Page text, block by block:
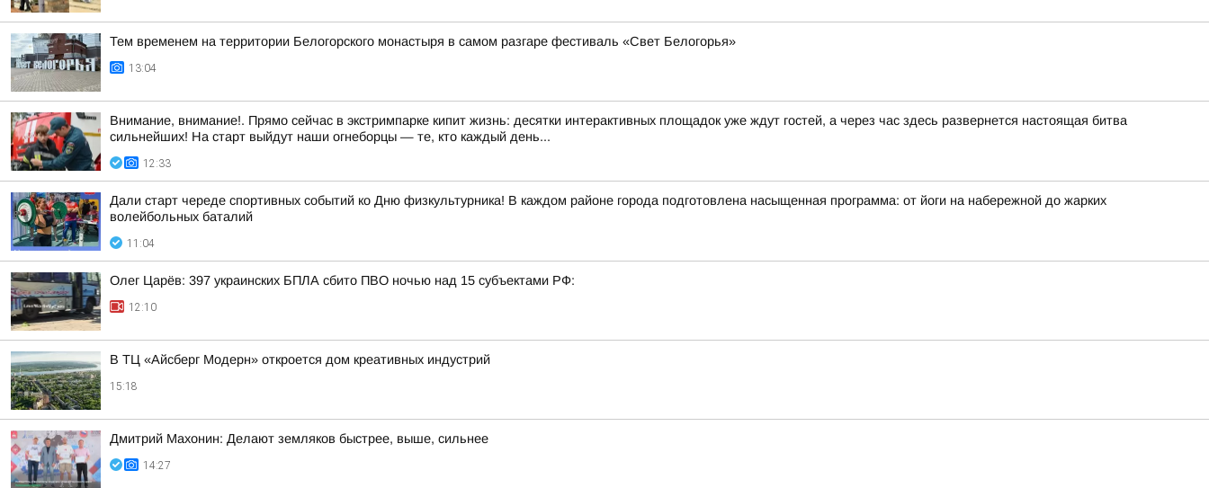
Тем временем на территории Белогорского монастыря в самом разгаре фестиваль «Свет Белогорья»
13:04
Внимание, внимание!. Прямо сейчас в экстримпарке кипит жизнь: десятки интерактивных площадок уже ждут гостей, а через час здесь развернется настоящая битва
сильнейших! На старт выйдут наши огнеборцы — те, кто каждый день...
12:33
Дали старт череде спортивных событий ко Дню физкультурника! В каждом районе города подготовлена насыщенная программа: от йоги на набережной до жарких
волейбольных баталий
11:04
Олег Царёв: 397 украинских БПЛА сбито ПВО ночью над 15 субъектами РФ:
12:10
В ТЦ «Айсберг Модерн» откроется дом креативных индустрий
15:18
Дмитрий Махонин: Делают земляков быстрее, выше, сильнее
14:27